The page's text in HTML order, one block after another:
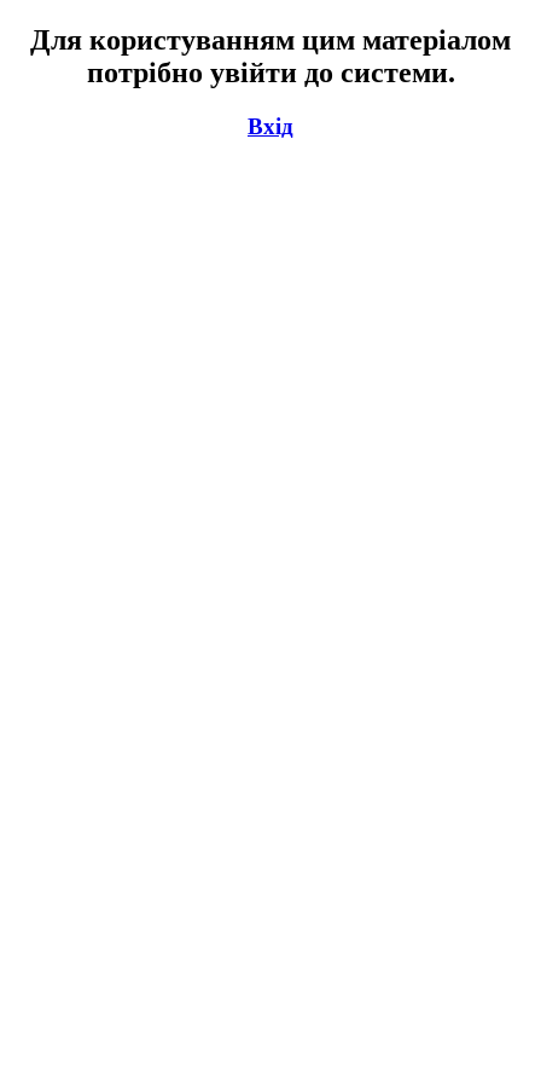
Для користуванням цим матеріалом
потрібно увійти до системи.
Вхід